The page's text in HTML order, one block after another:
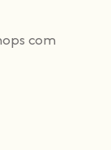
com